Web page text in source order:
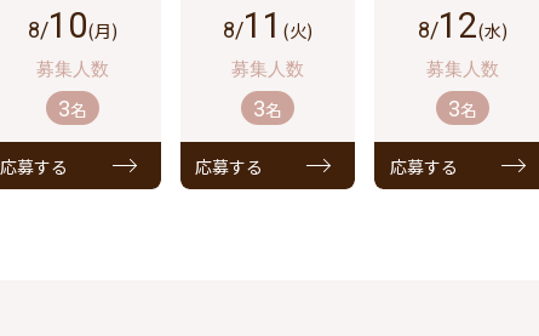
8/10(月)
3名
応募する
8/11 (火)
3名
応募する
8/12(水)
3名
応募する